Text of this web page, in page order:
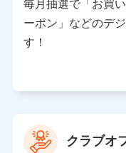
個人情報の第三
当社は利用目的の達
の取り扱いの全部ま
毎月抽選で「お買
ーポン」などのデ
す！
クラブオ